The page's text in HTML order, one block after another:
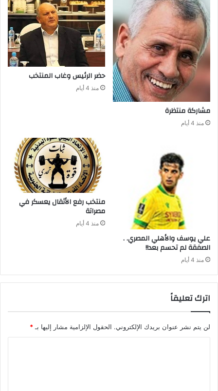
مشاركة‭ ‬منتظرة
منذ 4 أيام
حضر‭ ‬الرئيس‭ ‬وغاب‭ ‬المنتخب
منذ 4 أيام
علي‭ ‬يوسف‭ ‬والأهلي‭ ‬المصري‭ . .
‬الصفقة‭ ‬لم‭ ‬تحسم‭ ‬بعد‭ !!‬
منذ 4 أيام
‬مصراتة‭ ‬
منذ 4 أيام
اترك تعليقاً
لن يتم نشر عنوان بريدك الإلكتروني. الحقول الإلزامية مشار إليها بـ *